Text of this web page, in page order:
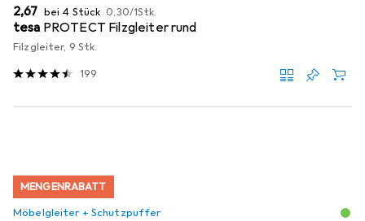
EUR
2,67 bei 4 Stück EUR
0,30/1Stk.
tesa PROTECT Filzgleiter rund
Filzgleiter, 9 Stk.
199
MENGENRABATT
Möbelgleiter + Schutzpuffer